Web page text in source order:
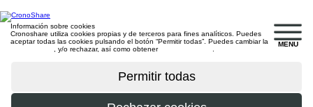
MENU
Información sobre cookies
Cronoshare utiliza cookies propias y de terceros para fines analíticos. Puedes
aceptar todas las cookies pulsando el botón “Permitir todas”. Puedes cambiar la
, y/o rechazar, así como obtener